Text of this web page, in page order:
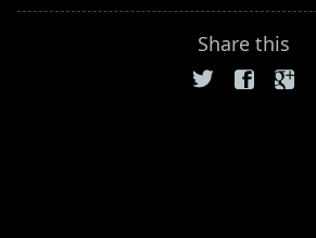
Share this